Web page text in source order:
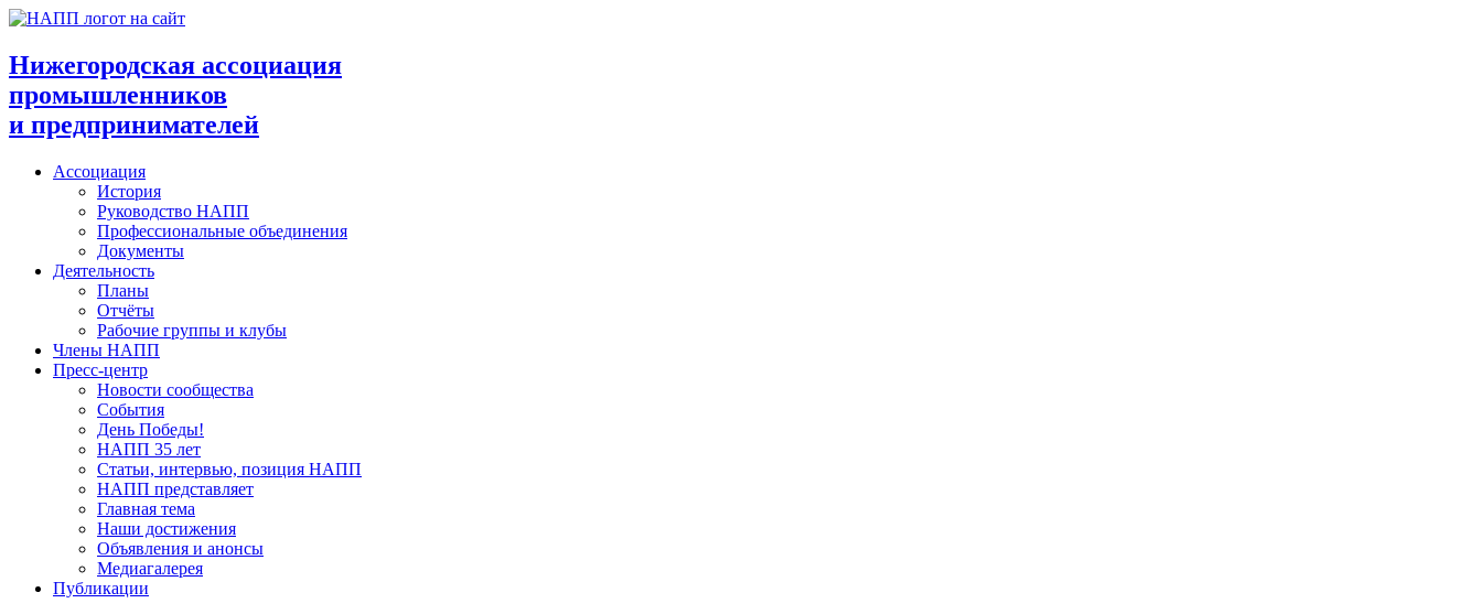
Перейти
содержимому
Нижегородская ассоциация
промышленников
и предпринимателей
Ассоциация
История
Руководство НАПП
Профессиональные объединения
Документы
Деятельность
Планы
Отчёты
Рабочие группы и клубы
Члены НАПП
Пресс-центр
Новости сообщества
События
День Победы!
НАПП 35 лет
Статьи, интервью, позиция НАПП
НАПП представляет
Главная тема
Наши достижения
Объявления и анонсы
Медиагалерея
Публикации